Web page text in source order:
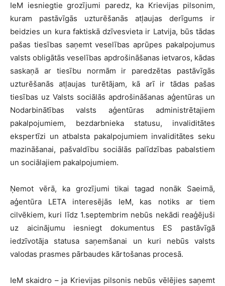
IeM iesniegtie grozījumi paredz, ka Krievijas pilsonim,
kuram pastāvīgās uzturēšanās atļaujas derīgums ir
beidzies un kura faktiskā dzīvesvieta ir Latvija, būs tādas
pašas tiesības saņemt veselības aprūpes pakalpojumus
valsts obligātās veselības apdrošināšanas ietvaros, kādas
saskaņā ar tiesību normām ir paredzētas pastāvīgās
uzturēšanās atļaujas turētājam, kā arī ir tādas pašas
tiesības uz Valsts sociālās apdrošināšanas aģentūras un
Nodarbinātības valsts aģentūras administrētajiem
pakalpojumiem, bezdarbnieka statusu, invaliditātes
ekspertīzi un atbalsta pakalpojumiem invaliditātes seku
mazināšanai, pašvaldību sociālās palīdzības pabalstiem
un sociālajiem pakalpojumiem.
Ņemot vērā, ka grozījumi tikai tagad nonāk Saeimā,
aģentūra LETA interesējās IeM, kas notiks ar tiem
cilvēkiem, kuri līdz 1.septembrim nebūs nekādi reaģējuši
uz aicinājumu iesniegt dokumentus ES pastāvīgā
iedzīvotāja statusa saņemšanai un kuri nebūs valsts
valodas prasmes pārbaudes kārtošanas procesā.
IeM skaidro – ja Krievijas pilsonis nebūs vēlējies saņemt